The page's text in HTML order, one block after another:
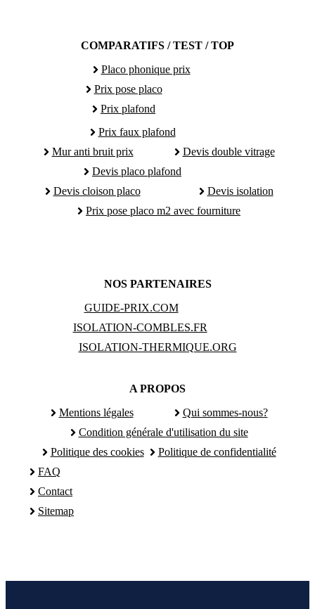
COMPARATIFS / TEST / TOP
Placo phonique prix
Prix pose placo
Prix plafond
Prix faux plafond
Mur anti bruit prix
Devis double vitrage
Devis placo plafond
Devis cloison placo
Devis isolation
Prix pose placo m2 avec fourniture
NOS PARTENAIRES
GUIDE-PRIX.COM
ISOLATION-COMBLES.FR
ISOLATION-THERMIQUE.ORG
A PROPOS
Mentions légales
Qui sommes-nous?
Condition générale d'utilisation du site
Politique des cookies
Politique de confidentialité
FAQ
Contact
Sitemap